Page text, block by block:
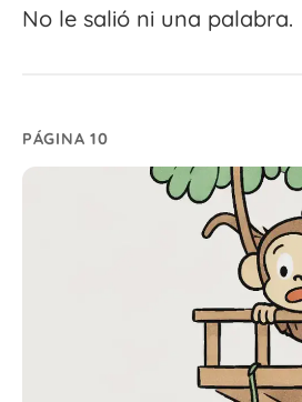
No le salió ni una palabra.
PÁGINA 10